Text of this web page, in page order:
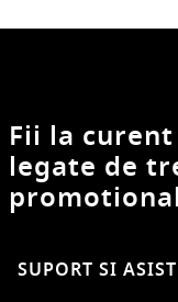
Fii la
legate de
SUPORT SI